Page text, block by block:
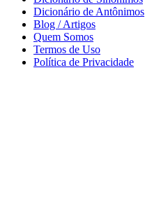
Dicionário de Antônimos
Blog / Artigos
Quem Somos
Termos de Uso
Política de Privacidade